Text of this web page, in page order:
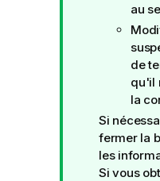
o
n
s
au
de
qu'il
la
Si
fermer la
les
Si vous